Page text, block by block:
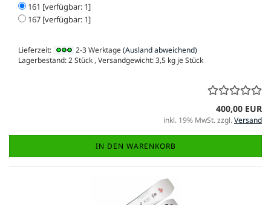
161 [verfügbar: 1]
167 [verfügbar: 1]
Lieferzeit: 2-3 Werktage(Ausland abweichend)
Lagerbestand: 2 Stück , Versandgewicht:3,5 kg je Stück
400,00 EUR
inkl. 19% MwSt. zzgl.Versand
IN DEN WARENKORB